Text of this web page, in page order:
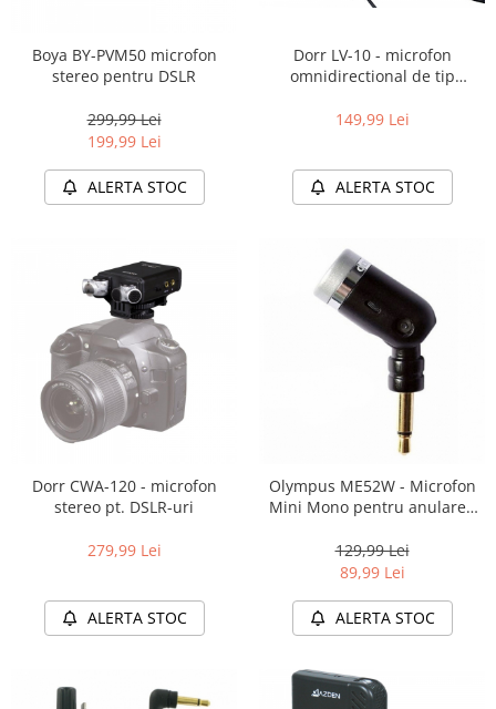
Boya BY-PVM50 microfon
stereo pentru DSLR
299,99 Lei
199,99 Lei
ALERTA STOC
Dorr LV-10 - microfon
omnidirectional de tip
149,99 Lei
ALERTA STOC
Dorr CWA-120 - microfon
stereo pt. DSLR-uri
279,99 Lei
ALERTA STOC
Olympus ME52W - Microfon
Mini Mono pentru anularea
129,99 Lei
89,99 Lei
ALERTA STOC